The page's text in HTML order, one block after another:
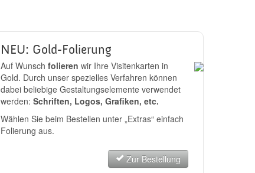
NEU: Gold-Folierung
Auf Wunsch folieren wir Ihre Visitenkarten in
Gold. Durch unser spezielles Verfahren können
dabei beliebige Gestaltungselemente verwendet
werden: Schriften, Logos, Grafiken, etc.
Wählen Sie beim Bestellen unter „Extras“ einfach
Folierung aus.
Zur Bestellung